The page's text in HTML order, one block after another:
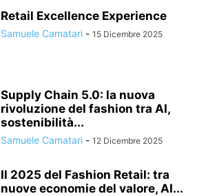
Retail Excellence Experience
Samuele Camatari - 15 Dicembre 2025
Supply Chain 5.0: la nuova
rivoluzione del fashion tra AI,
sostenibilità...
Samuele Camatari - 12 Dicembre 2025
Il 2025 del Fashion Retail: tra
nuove economie del valore, AI...